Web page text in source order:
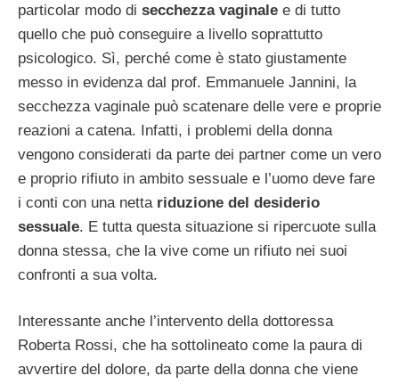
particolar modo di secchezza vaginale e di tutto
quello che può conseguire a livello soprattutto
psicologico. Sì, perché come è stato giustamente
messo in evidenza dal prof. Emmanuele Jannini, la
secchezza vaginale può scatenare delle vere e proprie
reazioni a catena. Infatti, i problemi della donna
vengono considerati da parte dei partner come un vero
e proprio rifiuto in ambito sessuale e l’uomo deve fare
i conti con una netta riduzione del desiderio
sessuale. E tutta questa situazione si ripercuote sulla
donna stessa, che la vive come un rifiuto nei suoi
confronti a sua volta.
Interessante anche l’intervento della dottoressa
Roberta Rossi, che ha sottolineato come la paura di
avvertire del dolore, da parte della donna che viene